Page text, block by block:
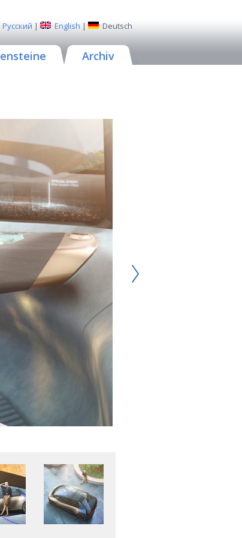
Русский | English | Deutsch
Archiv